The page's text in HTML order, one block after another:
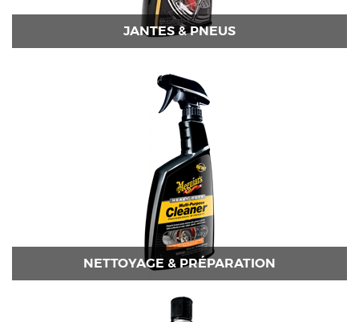
JANTES & PNEUS
NETTOYAGE & PRÉPARATION